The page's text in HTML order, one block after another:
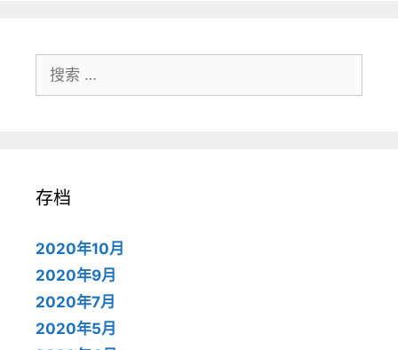
索：
存档
2020年10月
2020年9月
2020年7月
2020年5月